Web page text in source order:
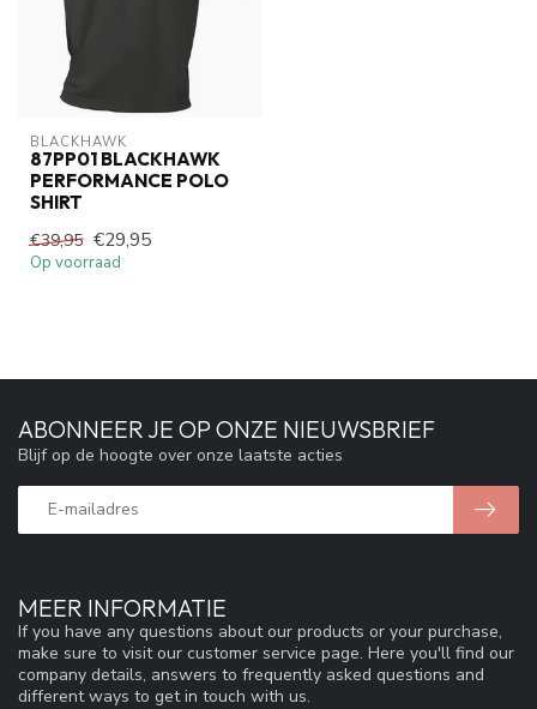
BLACKHAWK
87PP01 BLACKHAWK
PERFORMANCE POLO
SHIRT
€39,95 €29,95
Op voorraad
MEER INFORMATIE
If you have any questions about our products or your purchase,
make sure to visit our customer service page. Here you'll find our
company details, answers to frequently asked questions and
different ways to get in touch with us.
ABONNEER JE OP ONZE NIEUWSBRIEF
Blijf op de hoogte over onze laatste acties